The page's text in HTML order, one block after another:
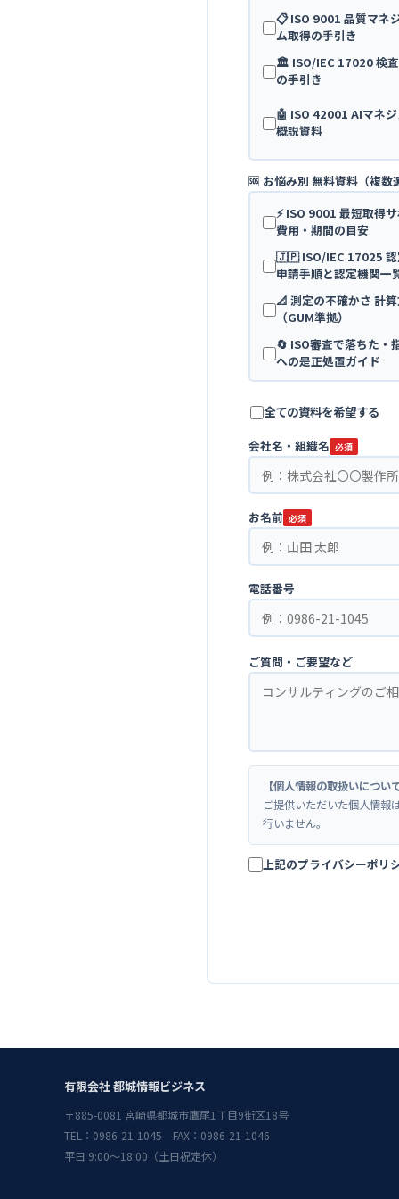
📋 ISO 9001 品質マネ
ム取得の手引き
🏛️ ISO/IEC 17020 検
の手引き
🤖 ISO 42001 AIマネ
概説資料
🆘 お悩み別 無料資料（複数
⚡ ISO 9001 最短取得
費用・期間の目安
🇯🇵 ISO/IEC 17025 認
申請手順と認定機関一
📐 測定の不確かさ 計
（GUM準拠）
🔄 ISO審査で落ちた・
への是正処置ガイド
全ての資料を希望する
会社名・組織名 必須
お名前 必須
電話番号
ご質問・ご要望など
【個人情報の取扱いについて
ご提供いただいた個人情報
行いません。
上記のプライバシーポリ
有限会社 都城情報ビジネス
〒885-0081 宮崎県都城市鷹尾1丁目9街区18号
TEL：0986-21-1045 FAX：0986-21-1046
平日 9:00〜18:00（土日祝定休）